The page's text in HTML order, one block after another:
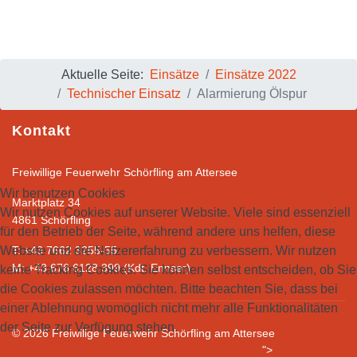
Aktuelle Seite: Einsätze
Einsätze 2022
Technischer Einsatz
Alarmierung Ölspur
Kontakt
Freiwillige Feuerwehr Schörfling am Attersee
Marktplatz 34
4861 Schörfling
T: +43 7662 3255-55
M: +43 676 6128 399 (Kdt. Ennser)
© 2026 Freiwillge Feuerwehr Schörfling am Attersee
">
Wir benutzen Cookies
Wir nutzen Cookies auf unserer Website. Viele sind essenziell
für den Betrieb der Seite, während andere uns helfen, diese
Website und die Nutzererfahrung zu verbessern. Wir nutzen
keine Tracking Cookies. Sie können selbst entscheiden, ob Sie
die Cookies zulassen möchten. Bitte beachten Sie, dass bei
einer Ablehnung womöglich nicht mehr alle Funktionalitäten
der Seite zur Verfügung stehen.